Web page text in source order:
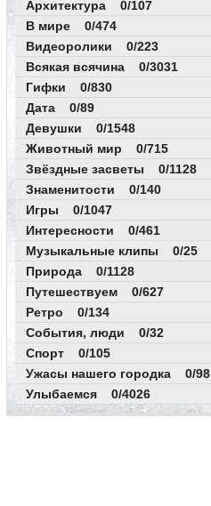
Архитектура 0/107
В мире 0/474
Видеоролики 0/223
Всякая всячина 0/3031
Гифки 0/830
Дата 0/89
Девушки 0/1548
Животный мир 0/715
Звёздные засветы 0/1128
Знаменитости 0/140
Игры 0/1047
Интересности 0/461
Музыкальные клипы 0/25
Природа 0/1128
Путешествуем 0/627
Ретро 0/134
События, люди 0/32
Спорт 0/105
Ужасы нашего городка 0/98
Улыбаемся 0/4026